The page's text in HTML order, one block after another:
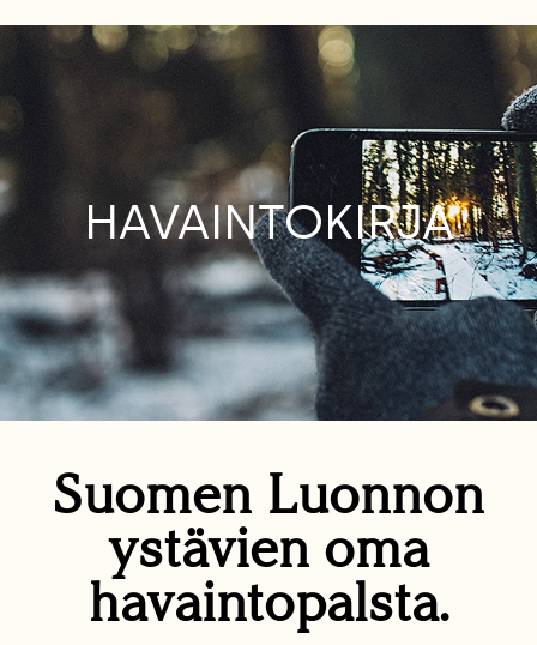
HAVAINTOKIRJA
Suomen Luonnon
ystävien oma
havaintopalsta.